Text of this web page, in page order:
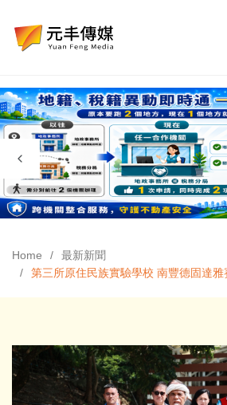
Home
最新新聞
第三所原住民族實驗學校 南豐德固達